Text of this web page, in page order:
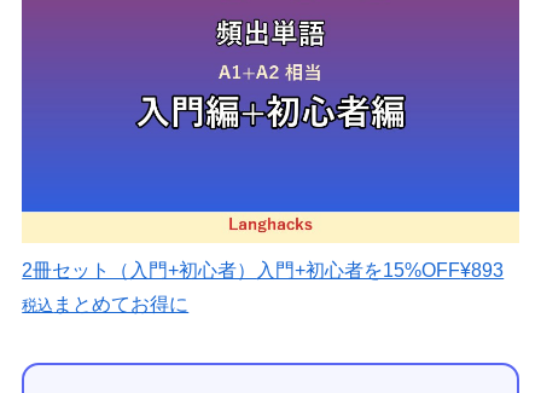
2冊セット（入門+初心者） 入門+初心者を15%OFF¥893
税込 まとめてお得に